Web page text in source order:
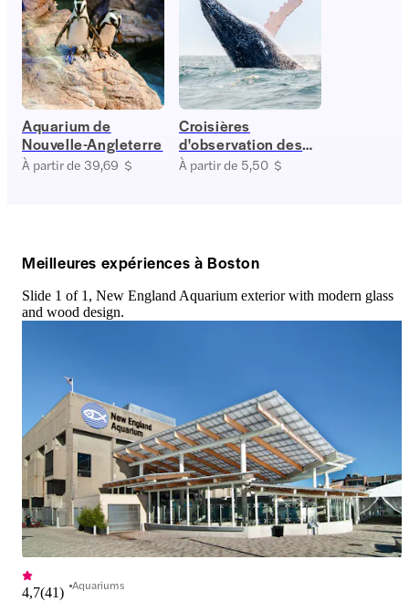
Aquarium de
Nouvelle-Angleterre
À partir de 39,69 $
Croisières
d'observation des
baleines à Boston
À partir de 5,50 $
Meilleures expériences à Boston
Slide 1 of 1, New England Aquarium exterior with modern glass
and wood design.
4,7(41) Aquariums